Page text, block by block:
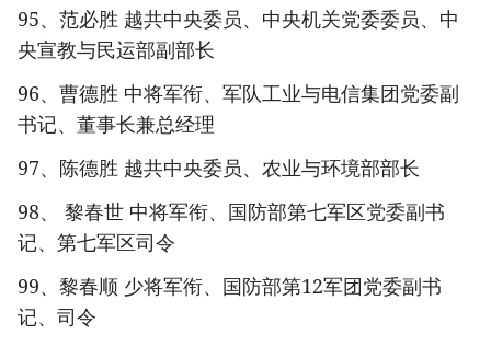
95、范必胜 越共中央委员、中央机关党委委员、中
央宣教与民运部副部长
96、曹德胜 中将军衔、军队工业与电信集团党委副
书记、董事长兼总经理
97、陈德胜 越共中央委员、农业与环境部部长
98、 黎春世 中将军衔、国防部第七军区党委副书
记、第七军区司令
99、黎春顺 少将军衔、国防部第12军团党委副书
记、司令